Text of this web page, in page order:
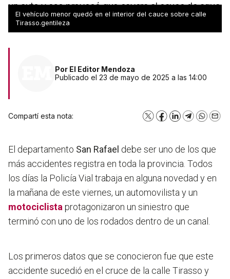
un auto y eso provocó que cayera al cauce de agua
en el departamento sureño. No sufrió lesiones.
El vehículo menor quedó en el interior del cauce sobre calle
Tirasso.gentileza
Por El Editor Mendoza
Publicado el 23 de mayo de 2025 a las 14:00
Compartí esta nota: X Facebook
LinkedInTelegram
El departamento San Rafael debe ser uno de los que
más accidentes registra en toda la provincia. Todos
los días la Policía Vial trabaja en alguna novedad y en
la mañana de este viernes, un automovilista y un
motociclista protagonizaron un siniestro que
terminó con uno de los rodados dentro de un canal.
Los primeros datos que se conocieron fue que este
accidente sucedió en el cruce de la calle Tirasso y